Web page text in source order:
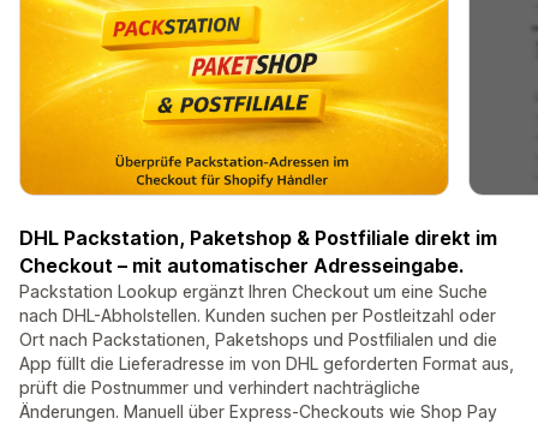
DHL Packstation, Paketshop & Postfiliale direkt im
Checkout – mit automatischer Adresseingabe.
Packstation Lookup ergänzt Ihren Checkout um eine Suche
nach DHL-Abholstellen. Kunden suchen per Postleitzahl oder
Ort nach Packstationen, Paketshops und Postfilialen und die
App füllt die Lieferadresse im von DHL geforderten Format aus,
prüft die Postnummer und verhindert nachträgliche
Änderungen. Manuell über Express-Checkouts wie Shop Pay